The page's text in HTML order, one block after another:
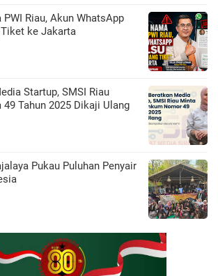
Riau, Akun WhatsApp
ke Jakarta
Startup, SMSI Riau
Tahun 2025 Dikaji Ulang
Pukau Puluhan Penyair